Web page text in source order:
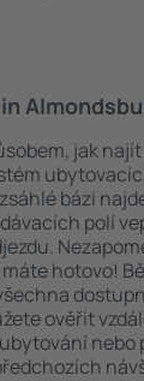
jak
bázi
polí
hotovo!
ověřit
nebo